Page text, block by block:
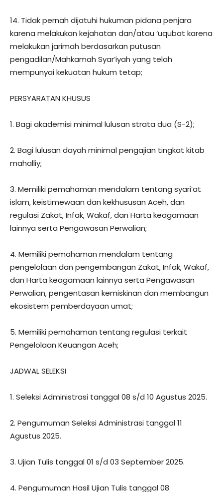
14. Tidak pernah dijatuhi hukuman pidana penjara
karena melakukan kejahatan dan/atau ‘uqubat karena
melakukan jarimah berdasarkan putusan
pengadilan/Mahkamah Syar’iyah yang telah
mempunyai kekuatan hukum tetap;
PERSYARATAN KHUSUS
1. Bagi akademisi minimal lulusan strata dua (S-2);
2. Bagi lulusan dayah minimal pengajian tingkat kitab
mahalliy;
3. Memiliki pemahaman mendalam tentang syari’at
islam, keistimewaan dan kekhususan Aceh, dan
regulasi Zakat, Infak, Wakaf, dan Harta keagamaan
lainnya serta Pengawasan Perwalian;
4. Memiliki pemahaman mendalam tentang
pengelolaan dan pengembangan Zakat, Infak, Wakaf,
dan Harta keagamaan lainnya serta Pengawasan
Perwalian, pengentasan kemiskinan dan membangun
ekosistem pemberdayaan umat;
5. Memiliki pemahaman tentang regulasi terkait
Pengelolaan Keuangan Aceh;
JADWAL SELEKSI
1. Seleksi Administrasi tanggal 08 s/d 10 Agustus 2025.
2. Pengumuman Seleksi Administrasi tanggal 11
Agustus 2025.
3. Ujian Tulis tanggal 01 s/d 03 September 2025.
4. Pengumuman Hasil Ujian Tulis tanggal 08